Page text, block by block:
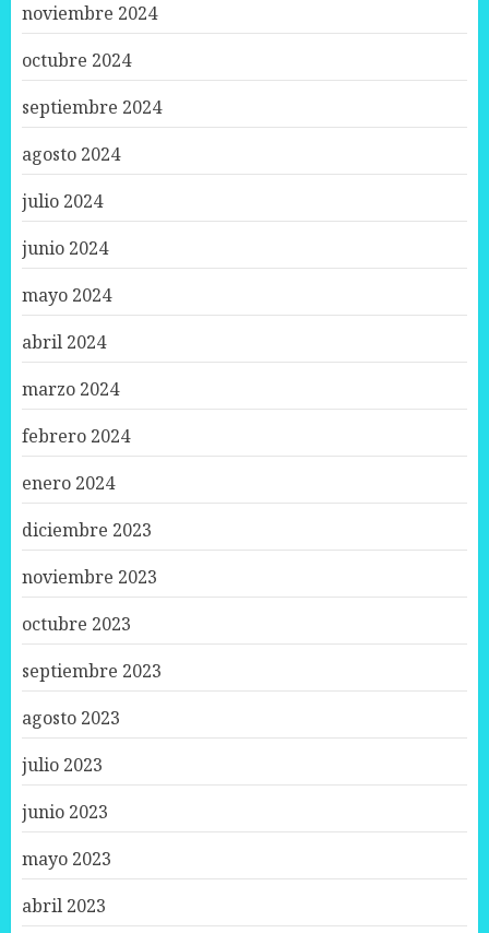
noviembre 2024
octubre 2024
septiembre 2024
agosto 2024
julio 2024
junio 2024
mayo 2024
abril 2024
marzo 2024
febrero 2024
enero 2024
diciembre 2023
noviembre 2023
octubre 2023
septiembre 2023
agosto 2023
julio 2023
junio 2023
mayo 2023
abril 2023